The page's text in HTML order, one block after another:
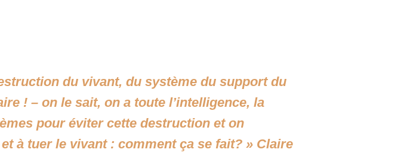
du vivant, du système du support du
! – on le sait, on a toute l’intelligence, la
pour éviter cette destruction et on
à tuer le vivant : comment ça se fait? » Claire